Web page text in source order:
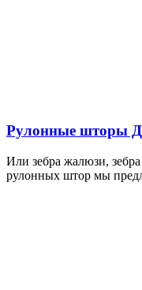
Рулонные шторы
Или зебра жалюзи,
рулонных штор мы